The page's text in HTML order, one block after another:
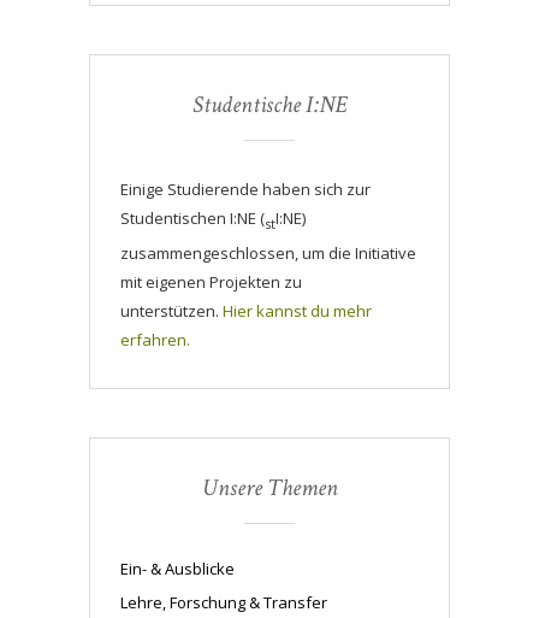
Studentische I:NE
Einige Studierende haben sich zur
Studentischen I:NE (stI:NE)
zusammengeschlossen, um die Initiative
mit eigenen Projekten zu
unterstützen. Hier kannst du mehr
erfahren.
Unsere Themen
Ein- & Ausblicke
Lehre, Forschung & Transfer